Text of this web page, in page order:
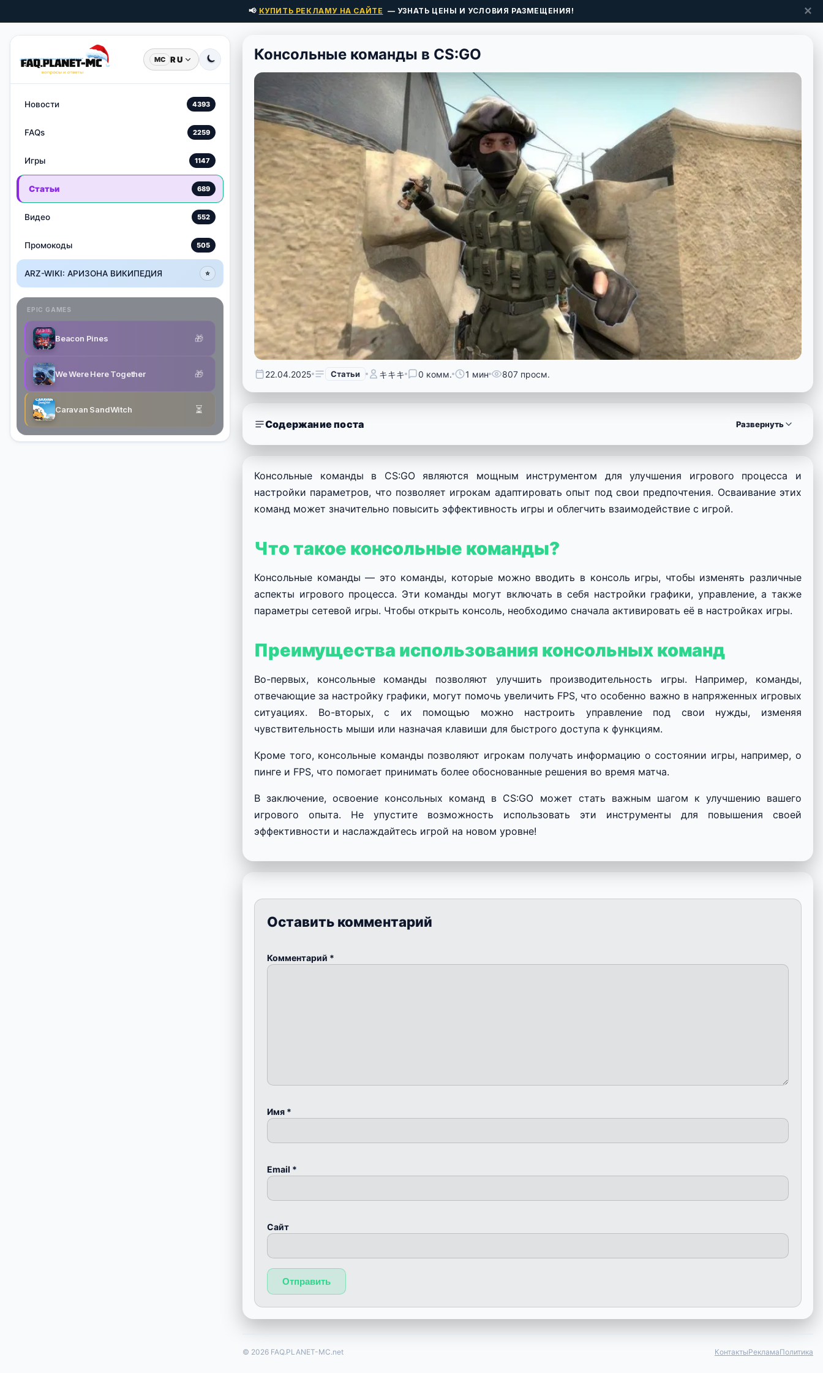
📢 КУПИТЬ РЕКЛАМУ НА САЙТЕ — УЗНАТЬ ЦЕНЫ И УСЛОВИЯ РАЗМЕЩЕНИЯ! ✕
MC RU
Новости 4393
FAQs 2259
Игры 1147
Статьи 689
Видео 552
Промокоды 505
ARZ-WIKI: АРИЗОНА ВИКИПЕДИЯ ⭐
EPIC GAMES
Beacon Pines 🎁
We Were Here Together 🎁
Caravan SandWitch ⏳
Консольные команды в CS:GO
22.04.2025 Статьи キキキ 0 комм. 1 мин 807 просм.
Содержание поста Развернуть
Консольные команды в CS:GO являются мощным инструментом для улучшения игрового процесса и
настройки параметров, что позволяет игрокам адаптировать опыт под свои предпочтения. Осваивание этих
команд может значительно повысить эффективность игры и облегчить взаимодействие с игрой.
Что такое консольные команды?
Консольные команды — это команды, которые можно вводить в консоль игры, чтобы изменять различные
аспекты игрового процесса. Эти команды могут включать в себя настройки графики, управление, а также
параметры сетевой игры. Чтобы открыть консоль, необходимо сначала активировать её в настройках игры.
Преимущества использования консольных команд
Во-первых, консольные команды позволяют улучшить производительность игры. Например, команды,
отвечающие за настройку графики, могут помочь увеличить FPS, что особенно важно в напряженных игровых
ситуациях. Во-вторых, с их помощью можно настроить управление под свои нужды, изменяя
чувствительность мыши или назначая клавиши для быстрого доступа к функциям.
Кроме того, консольные команды позволяют игрокам получать информацию о состоянии игры, например, о
пинге и FPS, что помогает принимать более обоснованные решения во время матча.
В заключение, освоение консольных команд в CS:GO может стать важным шагом к улучшению вашего
игрового опыта. Не упустите возможность использовать эти инструменты для повышения своей
эффективности и наслаждайтесь игрой на новом уровне!
Оставить комментарий
Комментарий *
Имя *
Email *
Сайт
© 2026 FAQ.PLANET-MC.net КонтактыРекламаПолитика